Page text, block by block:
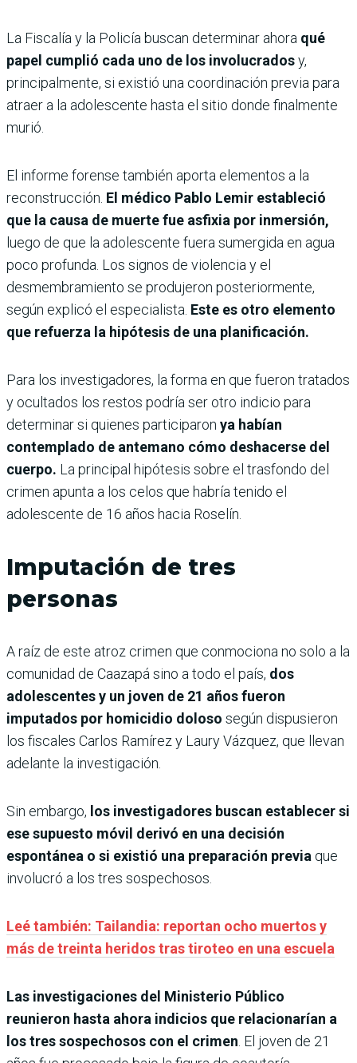
La Fiscalía y la Policía buscan determinar ahora qué
papel cumplió cada uno de los involucradosy,
principalmente, si existió una coordinación previa para
atraer a la adolescente hasta el sitio donde finalmente
murió.
El informe forense también aporta elementos a la
reconstrucción. El médico Pablo Lemir estableció
que la causa de muerte fue asfixia por inmersión,
luego de que la adolescente fuera sumergida en agua
poco profunda. Los signos de violencia y el
desmembramiento se produjeron posteriormente,
según explicó el especialista. Este es otro elemento
que refuerza la hipótesis de una planificación.
Para los investigadores, la forma en que fueron tratados
y ocultados los restos podría ser otro indicio para
determinar si quienes participaron ya habían
contemplado de antemano cómo deshacerse del
cuerpo. La principal hipótesis sobre el trasfondo del
crimen apunta a los celos que habría tenido el
adolescente de 16 años hacia Roselín.
Imputación de tres
personas
A raíz de este atroz crimen que conmociona no solo a la
comunidad de Caazapá sino a todo el país, dos
adolescentes y un joven de 21 años fueron
imputados por homicidio doloso según dispusieron
los fiscales Carlos Ramírez y Laury Vázquez, que llevan
adelante la investigación.
Sin embargo, los investigadores buscan establecer si
ese supuesto móvil derivó en una decisión
espontánea o si existió una preparación previa que
involucró a los tres sospechosos.
Leé también: Tailandia: reportan ocho muertos y
más de treinta heridos tras tiroteo en una escuela
Las investigaciones del Ministerio Público
reunieron hasta ahora indicios que relacionarían a
los tres sospechosos con el crimen. El joven de 21